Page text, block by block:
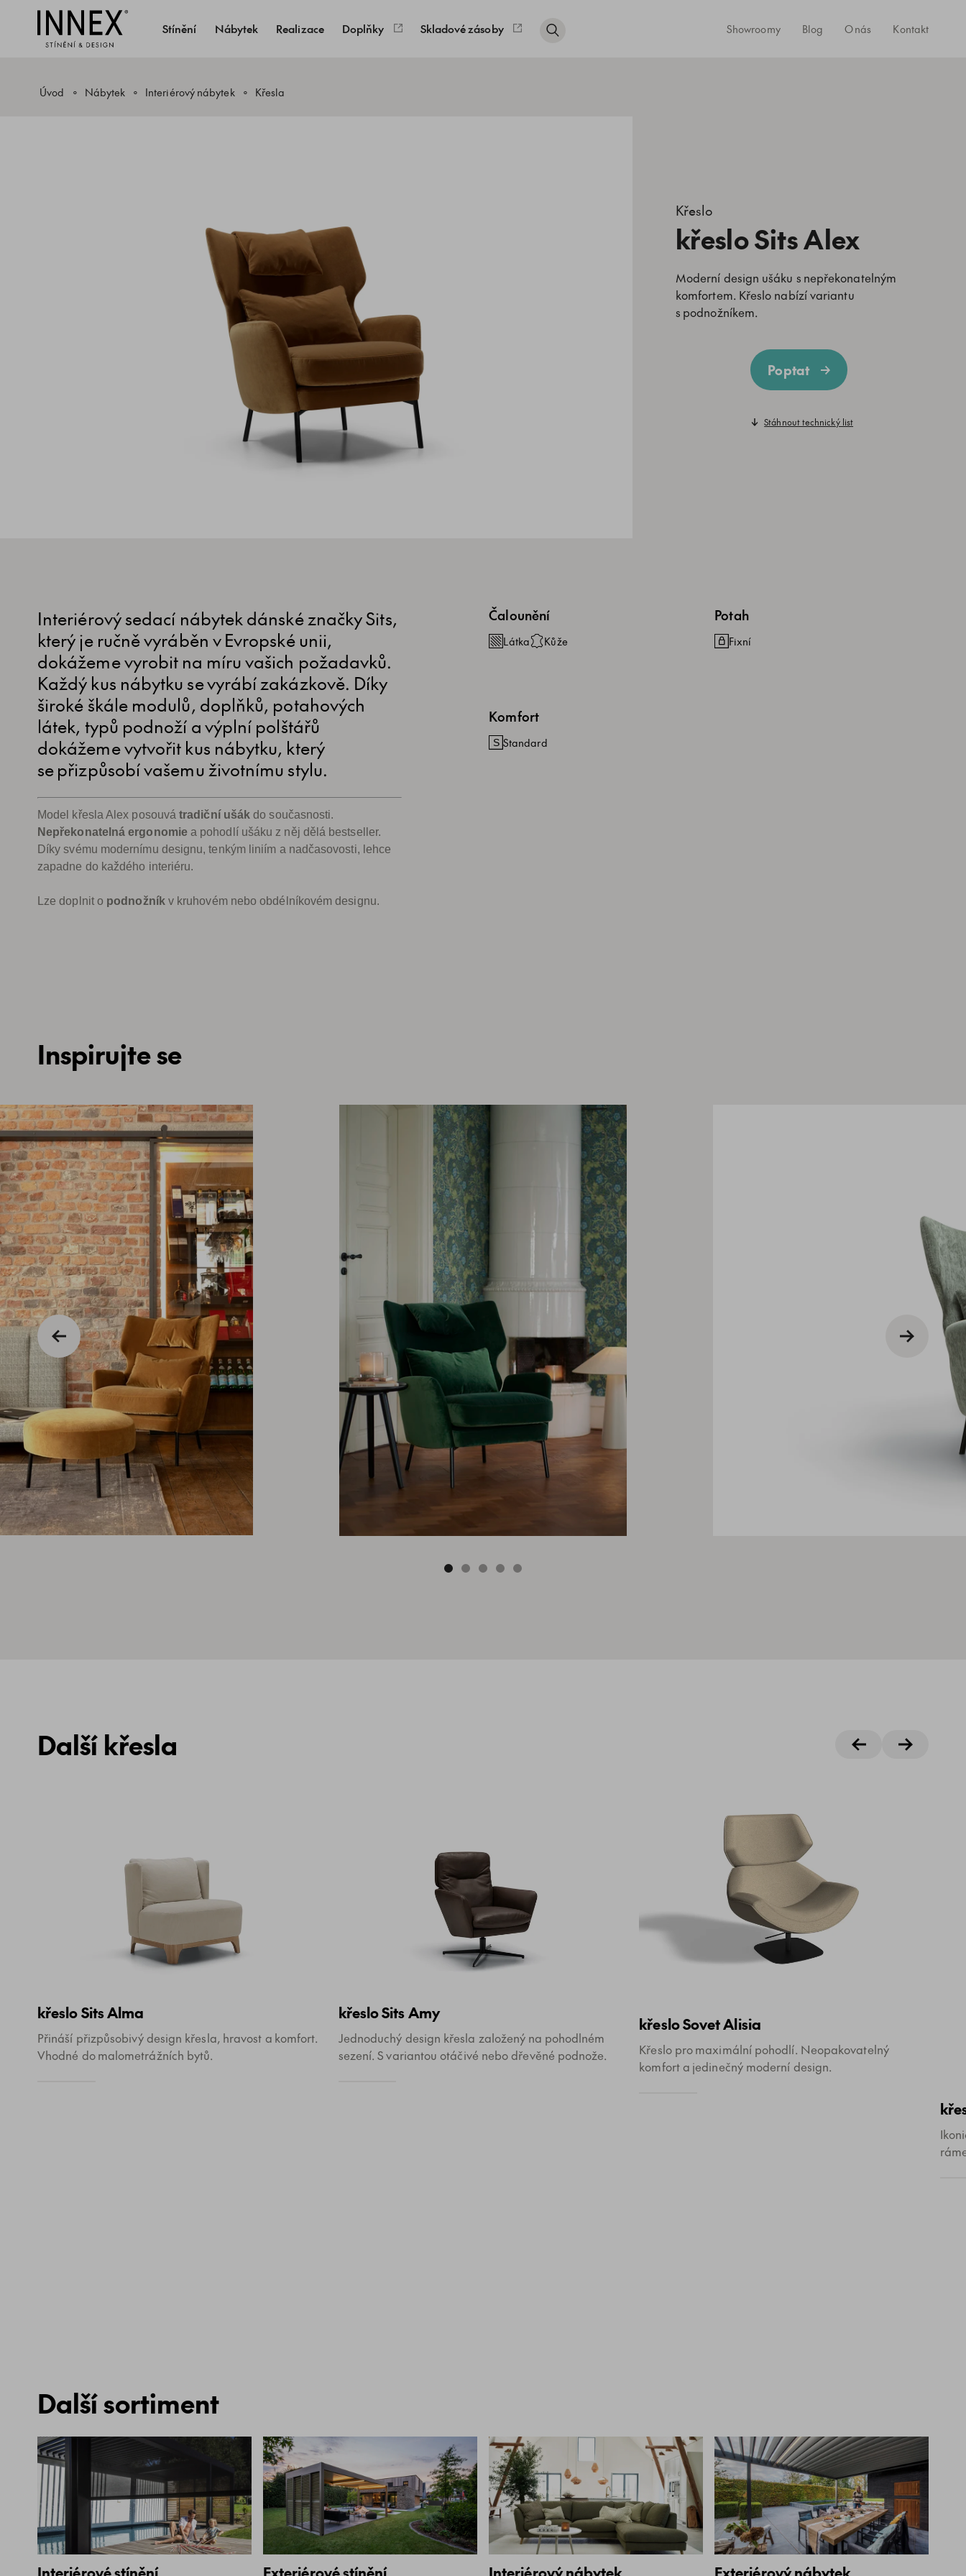
Stínění Nábytek Realizace Doplňky Skladové zásoby Showroomy Blog O nás Kontakt
Úvod Nábytek Interiérový nábytek Křesla
Křeslo
křeslo Sits Alex
Moderní design ušáku s nepřekonatelným
komfortem. Křeslo nabízí variantu
s podnožníkem.
Poptat
Stáhnout technický list
Interiérový sedací nábytek dánské značky Sits,
který je ručně vyráběn v Evropské unii,
dokážeme vyrobit na míru vašich požadavků.
Každý kus nábytku se vyrábí zakázkově. Díky
široké škále modulů, doplňků, potahových
látek, typů podnoží a výplní polštářů
dokážeme vytvořit kus nábytku, který
se přizpůsobí vašemu životnímu stylu.
Model křesla Alex posouvátradiční ušák do současnosti.
Nepřekonatelná ergonomiea pohodlí ušáku z něj dělá bestseller.
Díky svému modernímu designu, tenkým liniím a nadčasovosti, lehce
zapadne do každého interiéru.
Lze doplnit o podnožníkv kruhovém nebo obdélníkovém designu.
Čalounění
Látka Kůže
Potah
Fixní
Komfort
Standard
Inspirujte se
Další křesla
křeslo Sits Alma
Přináší přizpůsobivý design křesla, hravost a komfort.
Vhodné do malometrážních bytů.
křeslo Sits Amy
Jednoduchý design křesla založený na pohodlném
sezení. S variantou otáčivé nebo dřevěné podnože.
křeslo Sovet Alisia
Křeslo pro maximální pohodlí. Neopakovatelný
komfort a jedinečný moderní design.
Další sortiment